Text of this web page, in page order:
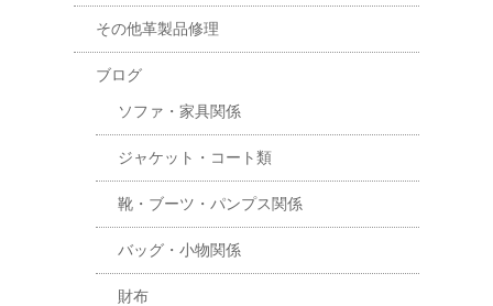
その他革製品修理
ブログ
ソファ・家具関係
ジャケット・コート類
靴・ブーツ・パンプス関係
バッグ・小物関係
財布